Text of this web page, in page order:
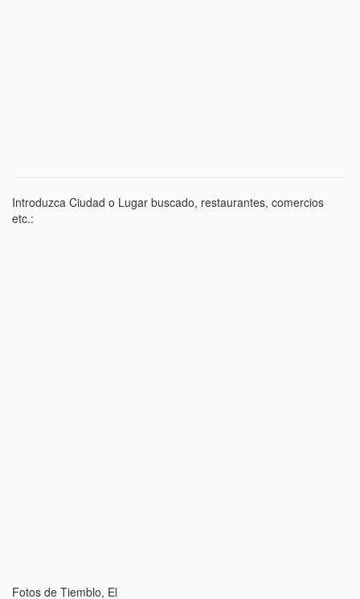
Introduzca Ciudad o Lugar buscado, restaurantes, comercios
etc.:
Fotos de Tiemblo, El